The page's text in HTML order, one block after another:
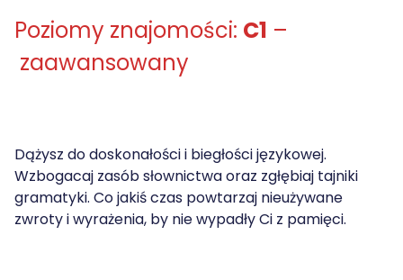
Poziomy znajomości: C1 –
zaawansowany
Dążysz do doskonałości i biegłości językowej.
Wzbogacaj zasób słownictwa oraz zgłębiaj tajniki
gramatyki. Co jakiś czas powtarzaj nieużywane
zwroty i wyrażenia, by nie wypadły Ci z pamięci.